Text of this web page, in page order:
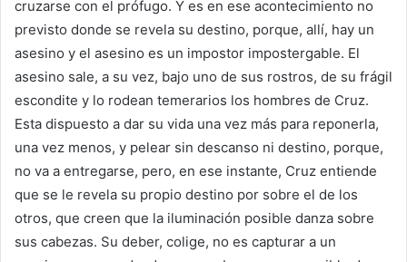
cruzarse con el prófugo. Y es en ese acontecimiento no
previsto donde se revela su destino, porque, allí, hay un
asesino y el asesino es un impostor impostergable. El
asesino sale, a su vez, bajo uno de sus rostros, de su frágil
escondite y lo rodean temerarios los hombres de Cruz.
Esta dispuesto a dar su vida una vez más para reponerla,
una vez menos, y pelear sin descanso ni destino, porque,
no va a entregarse, pero, en ese instante, Cruz entiende
que se le revela su propio destino por sobre el de los
otros, que creen que la iluminación posible danza sobre
sus cabezas. Su deber, colige, no es capturar a un